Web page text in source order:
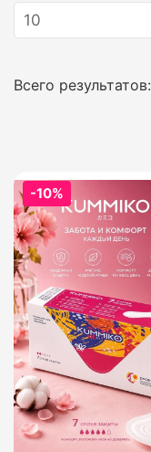
Всего результатов:
-10%